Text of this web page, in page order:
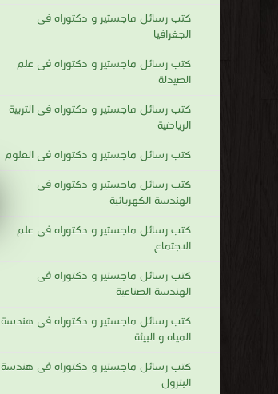
كتب رسائل ماجستير و دكتوراه فى
الجغرافيا
كتب رسائل ماجستير و دكتوراه فى علم
الصيدلة
كتب رسائل ماجستير و دكتوراه فى التربية
الرياضية
كتب رسائل ماجستير و دكتوراه فى العلوم
كتب رسائل ماجستير و دكتوراه فى
الهندسة الكهربائية
كتب رسائل ماجستير و دكتوراه فى علم
الاجتماع
كتب رسائل ماجستير و دكتوراه فى
الهندسة الصناعية
كتب رسائل ماجستير و دكتوراه فى هندسة
المياه و البيئة
كتب رسائل ماجستير و دكتوراه فى هندسة
البترول